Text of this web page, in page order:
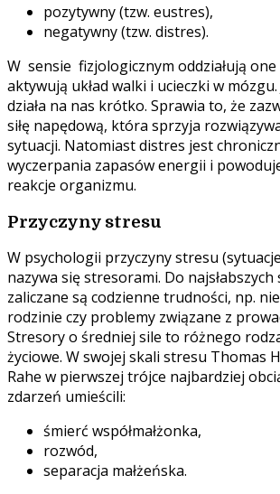
pozytywny (tzw. eustres),
negatywny (tzw. distres).
W sensie fizjologicznym oddziałują
aktywują układ walki i ucieczki w
działa na nas krótko. Sprawia to, że
siłę napędową, która sprzyja
sytuacji. Natomiast distres jest
wyczerpania zapasów energii i
reakcje organizmu.
Przyczyny stresu
W psychologii przyczyny stresu
nazywa się stresorami. Do
zaliczane są codzienne trudności, np.
rodzinie czy problemy związane z
Stresory o średniej sile to różnego
życiowe. W swojej skali stresu Thomas
Rahe w pierwszej trójce najbardziej
zdarzeń umieścili:
śmierć współmałżonka,
rozwód,
separacja małżeńska.